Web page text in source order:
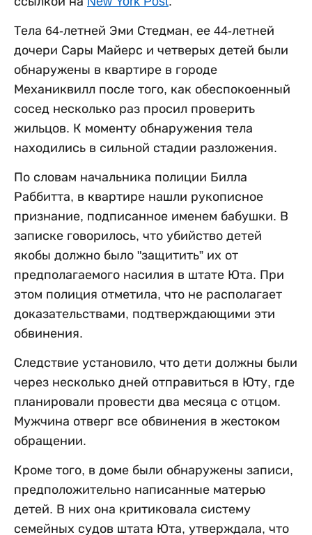
Тела 64-летней Эми Стедман, ее 44-летней
дочери Сары Майерс и четверых детей были
обнаружены в квартире в городе
Механиквилл после того, как обеспокоенный
сосед несколько раз просил проверить
жильцов. К моменту обнаружения тела
находились в сильной стадии разложения.
По словам начальника полиции Билла
Раббитта, в квартире нашли рукописное
признание, подписанное именем бабушки. В
записке говорилось, что убийство детей
якобы должно было "защитить” их от
предполагаемого насилия в штате Юта. При
этом полиция отметила, что не располагает
доказательствами, подтверждающими эти
обвинения.
Следствие установило, что дети должны были
через несколько дней отправиться в Юту, где
планировали провести два месяца с отцом.
Мужчина отверг все обвинения в жестоком
обращении.
Кроме того, в доме были обнаружены записи,
предположительно написанные матерью
детей. В них она критиковала систему
семейных судов штата Юта, утверждала, что